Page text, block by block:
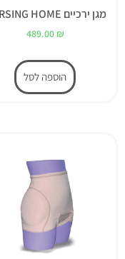
מגן ירכיים NURSING HOME
489.00 ₪
הוספה לסל